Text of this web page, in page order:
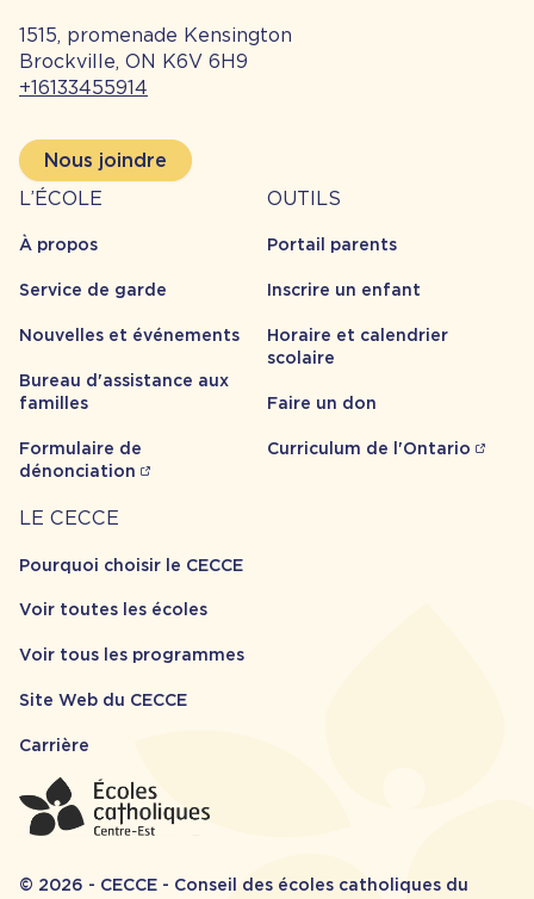
1515, promenade Kensington
Brockville, ON K6V 6H9
+16133455914
Nous joindre
À
propos
L’ÉCOLE
À propos
Service de garde
Nouvelles et événements
Bureau d'assistance aux
familles
Formulaire de
dénonciation
Outils
OUTILS
Portail parents
Inscrire un enfant
Horaire et calendrier
scolaire
Faire un don
Curriculum de l'Ontario
Carrière
LE CECCE
Pourquoi choisir le CECCE
Voir toutes les écoles
Voir tous les programmes
Site Web du CECCE
Carrière
© 2026 - CECCE - Conseil des écoles catholiques du